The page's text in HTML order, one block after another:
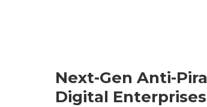
Next-Gen Anti-
Digital Enterprises